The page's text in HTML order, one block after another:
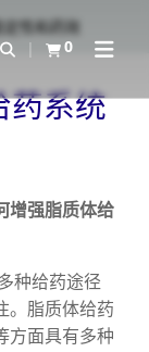
Open Search
0
查看购物车Open
性和药效
药系统
增强脂质体给
种给药途径
。脂质体给药
方面具有多种